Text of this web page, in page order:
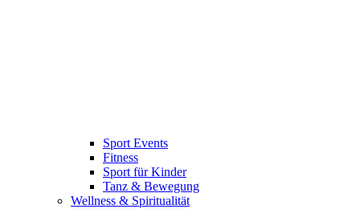
Sport Events
Fitness
Sport für Kinder
Tanz & Bewegung
Wellness & Spiritualität